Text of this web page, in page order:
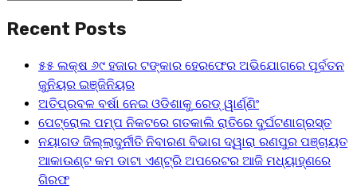
Recent Posts
୫୫ ଲକ୍ଷ ୬୯ ହଜାର ଟଙ୍କାର ହେରଫେର ଅଭିଯୋଗରେ ପୂର୍ବତନ
ଜୁନିୟର ଇଞ୍ଜିନିୟର
ଅତିପ୍ରବଳ ବର୍ଷା ନେଇ ଓଡିଶାକୁ ରେଡ୍ ୱାର୍ଣ୍ଣିଂ
ପେଟ୍ରୋଲ ପମ୍ପ ନିକଟରେ ଗତକାଲି ରାତିରେ ଦୁର୍ଘଟଣାଗ୍ରସ୍ତ
ନୟାଗଡ ଜିଲ୍ଲାଦୁର୍ନୀତି ନିବାରଣ ବିଭାଗ ଦ୍ୱାରା ରଣପୁର ପଞ୍ଚାୟତ
ଆକାଉଣ୍ଟ କମ ଡାଟା ଏଣ୍ଟ୍ରି ଅପରେଟର ଆଜି ମଧ୍ୟାହ୍‌ଣରେ
ଗିରଫ